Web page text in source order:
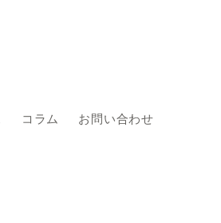
コラム お問い合わせ